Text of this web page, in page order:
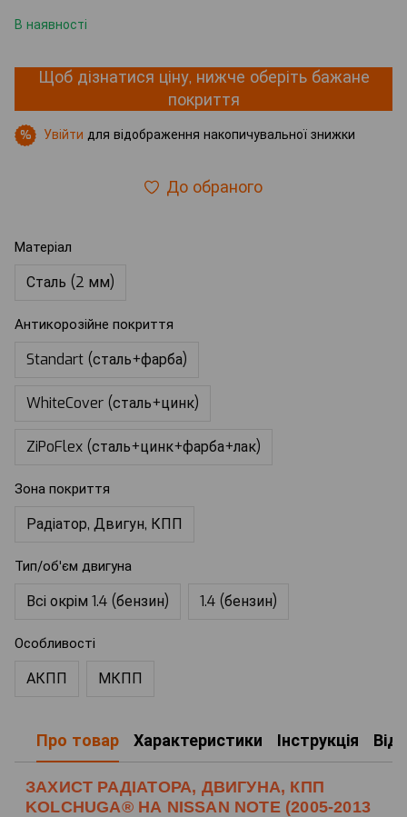
В наявності
Щоб дізнатися ціну, нижче оберіть бажане
покриття
% Увійти для відображення накопичувальної знижки
До обраного
Матеріал
Сталь (2 мм)
Антикорозійне покриття
Standart (сталь+фарба)
WhiteCover (сталь+цинк)
ZiPoFlex (сталь+цинк+фарба+лак)
Зона покриття
Радіатор, Двигун, КПП
Тип/об'єм двигуна
Всі окрім 1.4 (бензин) 1.4 (бензин)
Особливості
АКПП МКПП
Про товар Характеристики Інструкція
ЗАХИСТ РАДІАТОРА, ДВИГУНА, КПП
KOLCHUGA® НА NISSAN NOTE (2005-2013